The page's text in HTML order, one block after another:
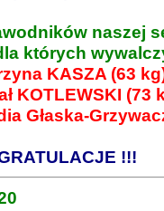
naszej
których
KASZA (63
KOTLEWSKI (73
Głaska-
!!!